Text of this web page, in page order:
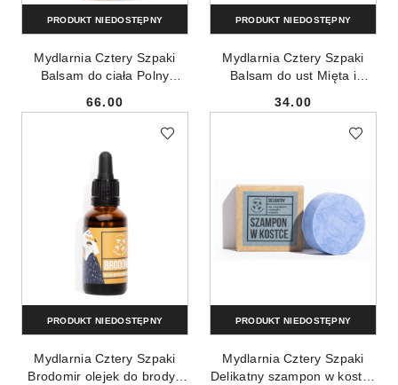
Mydlarnia Cztery Szpaki
Balsam do ciała Polny
Cena:
66.00
PRODUKT NIEDOSTĘPNY
Mydlarnia Cztery Szpaki
Balsam do ust Mięta i
Cena:
34.00
PRODUKT NIEDOSTĘPNY
Mydlarnia Cztery Szpaki
Brodomir olejek do brody i
PRODUKT NIEDOSTĘPNY
Mydlarnia Cztery Szpaki
Delikatny szampon w kostce
PRODUKT NIEDOSTĘPNY